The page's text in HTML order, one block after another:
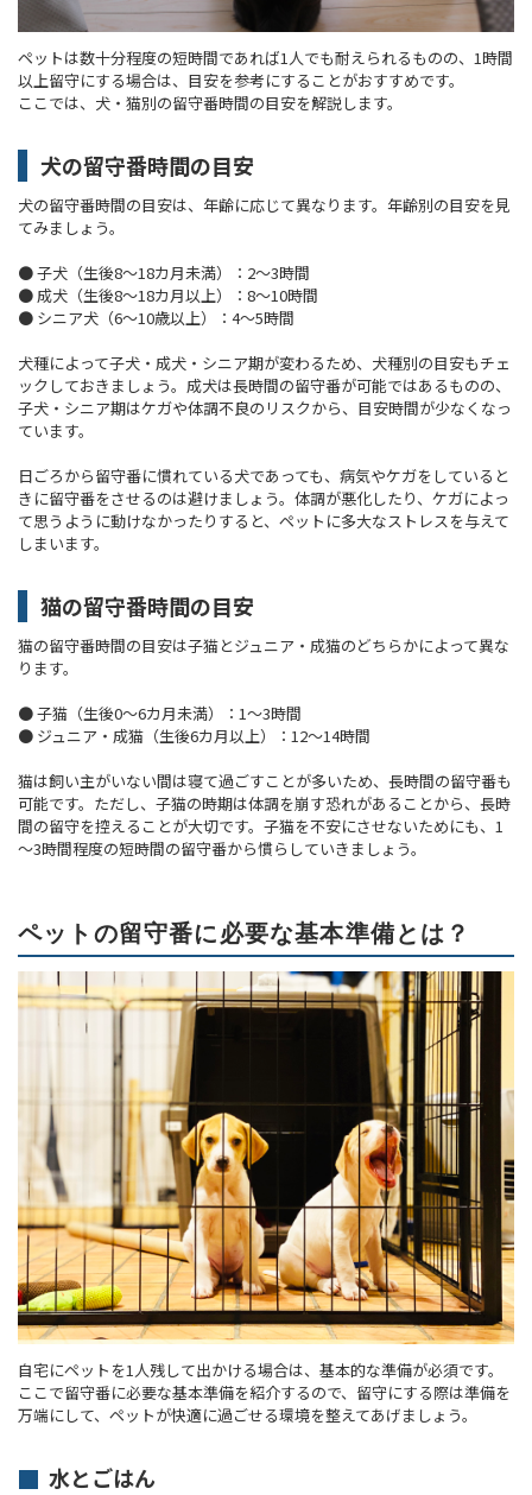
ペットは数十分程度の短時間であれば1人でも耐えられるものの、1時間
以上留守にする場合は、目安を参考にすることがおすすめです。
ここでは、犬・猫別の留守番時間の目安を解説します。
犬の留守番時間の目安
犬の留守番時間の目安は、年齢に応じて異なります。年齢別の目安を見
てみましょう。
● 子犬（生後8～18カ月未満）：2～3時間
● 成犬（生後8～18カ月以上）：8～10時間
● シニア犬（6～10歳以上）：4～5時間
犬種によって子犬・成犬・シニア期が変わるため、犬種別の目安もチェ
ックしておきましょう。成犬は長時間の留守番が可能ではあるものの、
子犬・シニア期はケガや体調不良のリスクから、目安時間が少なくなっ
ています。
日ごろから留守番に慣れている犬であっても、病気やケガをしていると
きに留守番をさせるのは避けましょう。体調が悪化したり、ケガによっ
て思うように動けなかったりすると、ペットに多大なストレスを与えて
しまいます。
猫の留守番時間の目安
猫の留守番時間の目安は子猫とジュニア・成猫のどちらかによって異な
ります。
● 子猫（生後0～6カ月未満）：1～3時間
● ジュニア・成猫（生後6カ月以上）：12～14時間
猫は飼い主がいない間は寝て過ごすことが多いため、長時間の留守番も
可能です。ただし、子猫の時期は体調を崩す恐れがあることから、長時
間の留守を控えることが大切です。子猫を不安にさせないためにも、1
～3時間程度の短時間の留守番から慣らしていきましょう。
ペットの留守番に必要な基本準備とは？
自宅にペットを1人残して出かける場合は、基本的な準備が必須です。
ここで留守番に必要な基本準備を紹介するので、留守にする際は準備を
万端にして、ペットが快適に過ごせる環境を整えてあげましょう。
水とごはん